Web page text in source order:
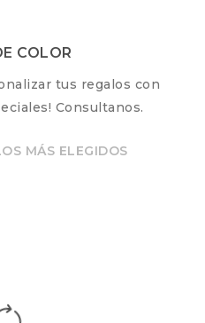
COLOR
tus regalos con
Consultanos.
MÁS ELEGIDOS